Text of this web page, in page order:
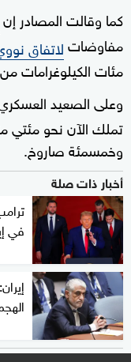
كما وقالت المصادر إن
مفاوضاتلاتفاق
مئات الكيلوغرامات
وعلى الصعيد
تملك الآن نحو
وخمسمئة صاروخ.
أخبار ذات صلة
في